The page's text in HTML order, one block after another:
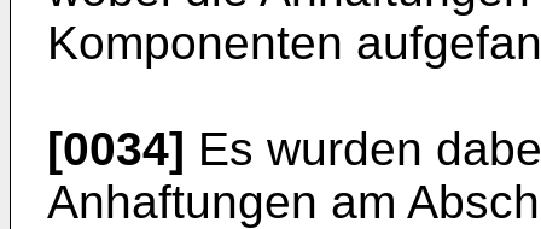
Komponenten
[0034] Es wurden
Anhaftungen am